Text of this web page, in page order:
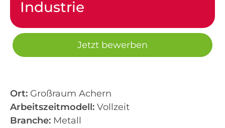
Industrie
Jetzt bewerben
Ort: Großraum Achern
Arbeitszeitmodell: Vollzeit
Branche: Metall